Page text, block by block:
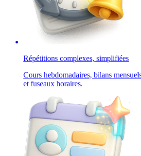
Répétitions complexes, simplifiées
Cours hebdomadaires, bilans
et fuseaux horaires.